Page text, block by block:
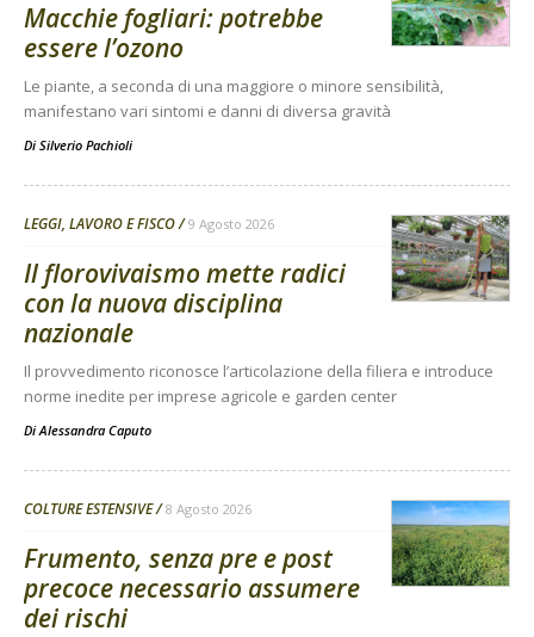
Macchie fogliari: potrebbe
essere l’ozono
Le piante, a seconda di una maggiore o minore sensibilità,
manifestano vari sintomi e danni di diversa gravità
Di Silverio Pachioli
LEGGI, LAVORO E FISCO 9 Agosto 2026
Il florovivaismo mette radici
con la nuova disciplina
nazionale
Il provvedimento riconosce l’articolazione della filiera e introduce
norme inedite per imprese agricole e garden center
DiAlessandra Caputo
COLTURE ESTENSIVE 8 Agosto 2026
Frumento, senza pre e post
precoce necessario assumere
dei rischi